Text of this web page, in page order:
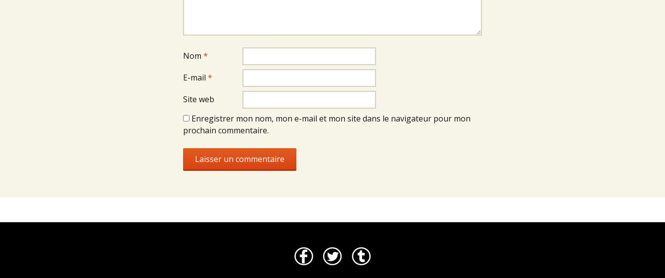
Nom *
E-mail *
Site web
Enregistrer mon nom, mon e-mail et mon site dans le navigateur pour mon
prochain commentaire.